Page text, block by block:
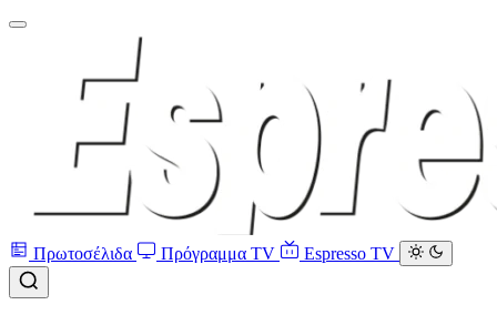
Πρωτοσέλιδα Πρόγραμμα TV Espresso TV